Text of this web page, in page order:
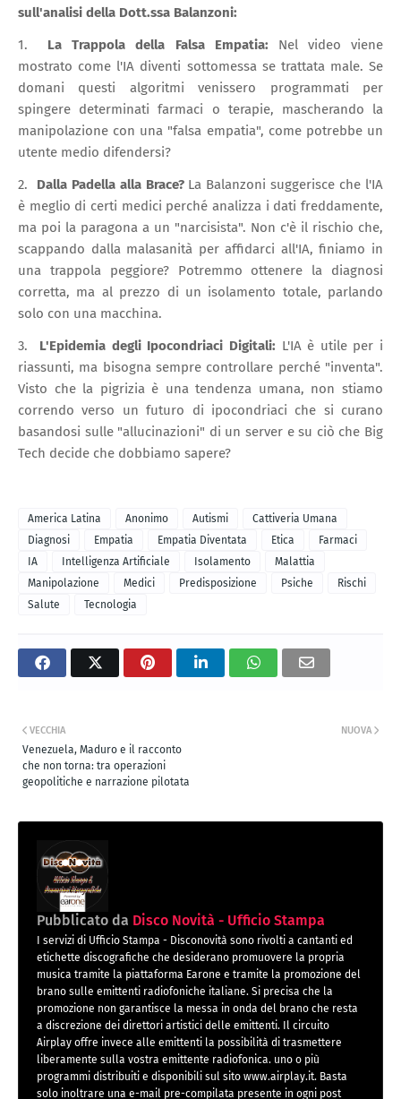
sull'analisi della Dott.ssa Balanzoni:
1.
La Trappola della Falsa Empatia: Nel video viene
mostrato come l'IA diventi sottomessa se trattata male. Se
domani questi algoritmi venissero programmati per
spingere determinati farmaci o terapie, mascherando la
manipolazione con una "falsa empatia", come potrebbe un
utente medio difendersi?
2. Dalla Padella alla Brace?La Balanzoni suggerisce che l'IA
è meglio di certi medici perché analizza i dati freddamente,
ma poi la paragona a un "narcisista". Non c'è il rischio che,
scappando dalla malasanità per affidarci all'IA, finiamo in
una trappola peggiore? Potremmo ottenere la diagnosi
corretta, ma al prezzo di un isolamento totale, parlando
solo con una macchina.
3. L'Epidemia degli Ipocondriaci Digitali: L'IA è utile per i
riassunti, ma bisogna sempre controllare perché "inventa".
Visto che la pigrizia è una tendenza umana, non stiamo
correndo verso un futuro di ipocondriaci che si curano
basandosi sulle "allucinazioni" di un server e su ciò che Big
Tech decide che dobbiamo sapere?
America Latina Anonimo Autismi
Cattiveria Umana
Diagnosi
Empatia Empatia Diventata Etica
Farmaci
IA
Intelligenza Artificiale Isolamento
Malattia
Manipolazione
Medici Predisposizione Psiche
Rischi
Salute
Tecnologia
NUOVA
VECCHIA
Venezuela, Maduro e il racconto
che non torna: tra operazioni
geopolitiche e narrazione pilotata
Pubblicato da Disco Novità - Ufficio Stampa
I servizi di Ufficio Stampa - Disconovità sono rivolti a cantanti ed
etichette discografiche che desiderano promuovere la propria
musica tramite la piattaforma Earone e tramite la promozione del
brano sulle emittenti radiofoniche italiane. Si precisa che la
promozione non garantisce la messa in onda del brano che resta
a discrezione dei direttori artistici delle emittenti. Il circuito
Airplay offre invece alle emittenti la possibilità di trasmettere
liberamente sulla vostra emittente radiofonica. uno o più
programmi distribuiti e disponibili sul sito www.airplay.it. Basta
solo inoltrare una e-mail pre-compilata presente in ogni post